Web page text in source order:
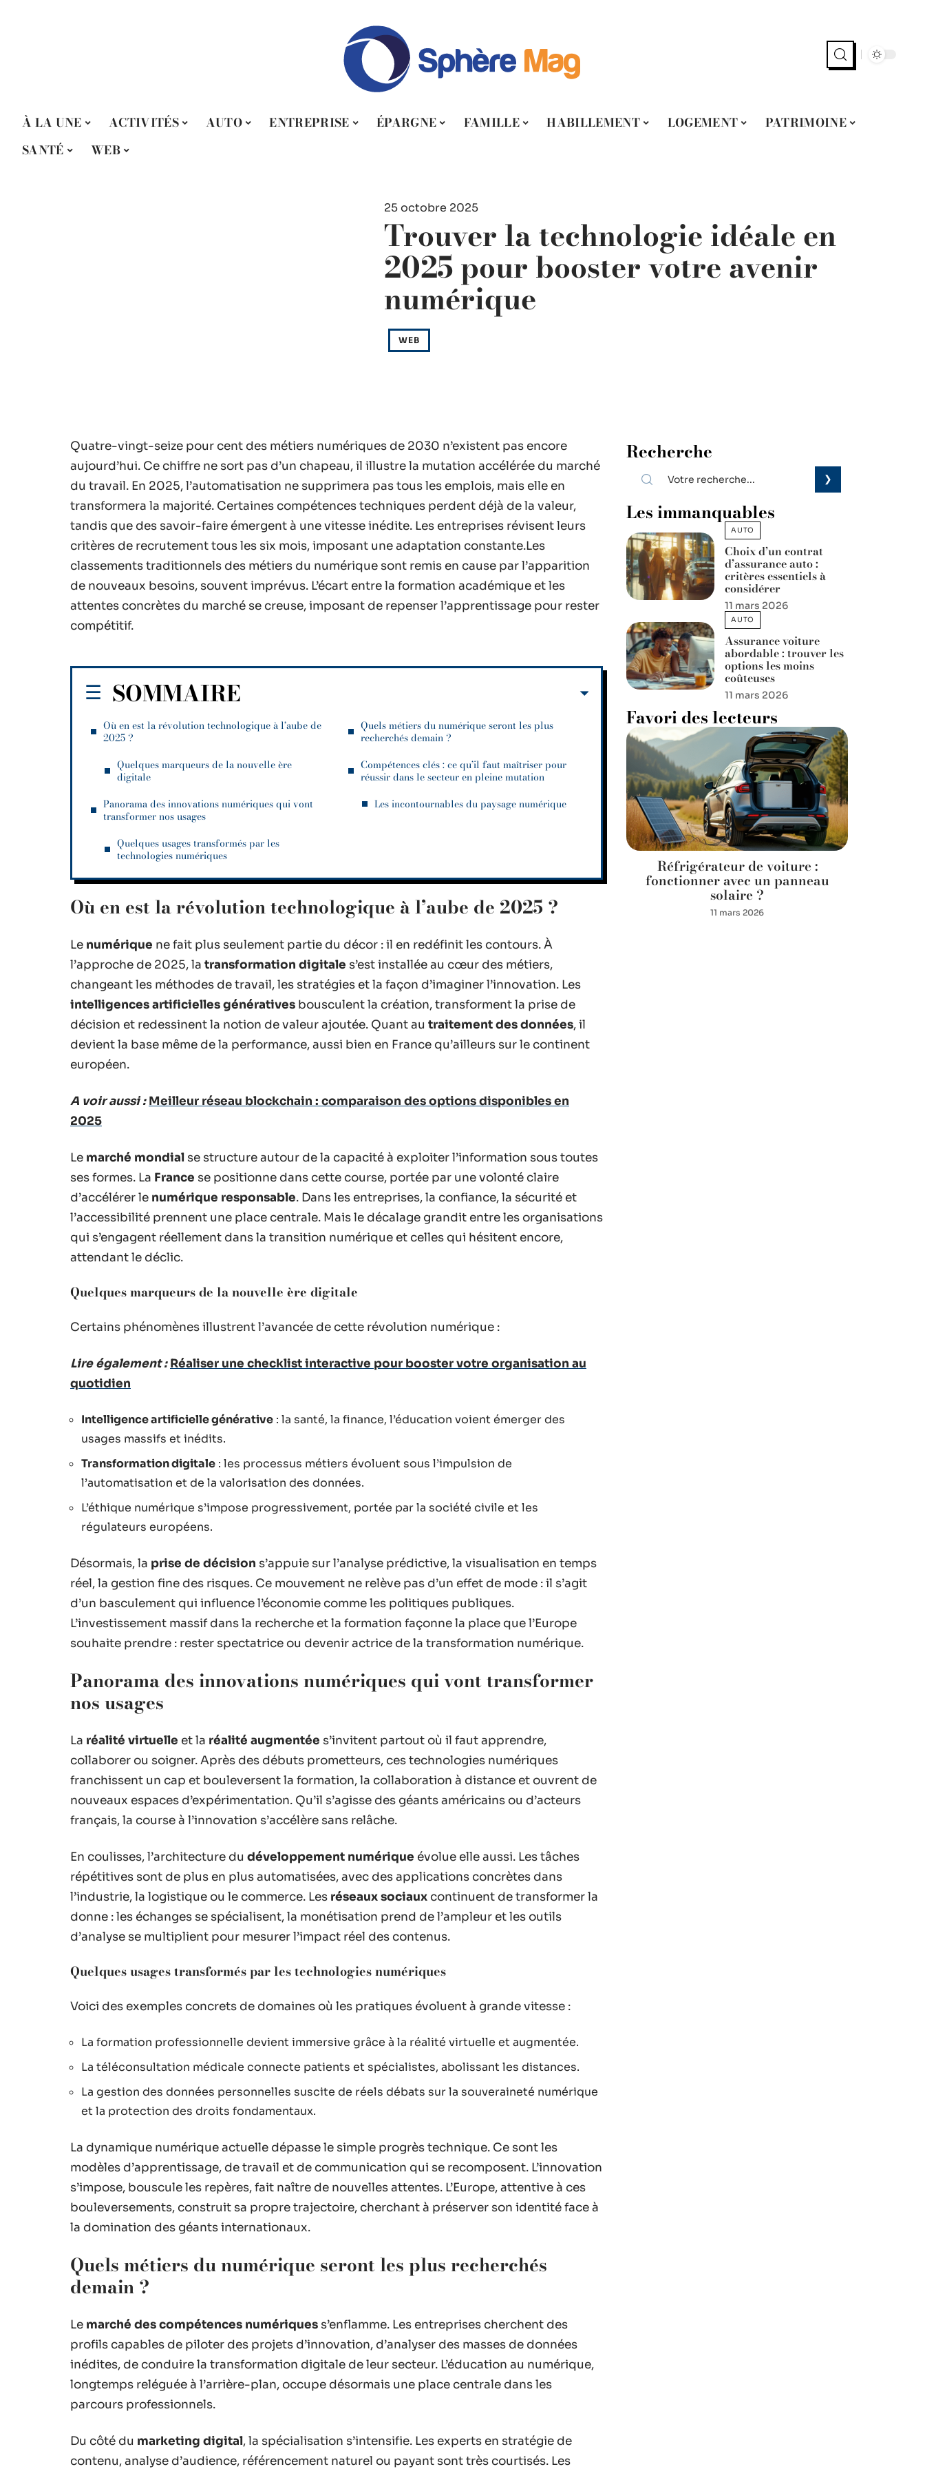
À LA UNE ACTIVITÉS AUTO ENTREPRISE ÉPARGNE FAMILLE HABILLEMENT LOGEMENT
PATRIMOINE
SANTÉ
WEB
25 octobre 2025
Trouver la technologie idéale en
2025 pour booster votre avenir
numérique
WEB
Quatre-vingt-seize pour cent des métiers numériques de 2030 n’existent pas encore
aujourd’hui. Ce chiffre ne sort pas d’un chapeau, il illustre la mutation accélérée du marché
du travail. En 2025, l’automatisation ne supprimera pas tous les emplois, mais elle en
transformera la majorité. Certaines compétences techniques perdent déjà de la valeur,
tandis que des savoir-faire émergent à une vitesse inédite. Les entreprises révisent leurs
critères de recrutement tous les six mois, imposant une adaptation constante.Les
classements traditionnels des métiers du numérique sont remis en cause par l’apparition
de nouveaux besoins, souvent imprévus. L’écart entre la formation académique et les
attentes concrètes du marché se creuse, imposant de repenser l’apprentissage pour rester
compétitif.
SOMMAIRE
Où en est la révolution technologique à l’aube de
2025 ?
Quelques marqueurs de la nouvelle ère
digitale
Panorama des innovations numériques qui vont
transformer nos usages
Quelques usages transformés par les
technologies numériques
Quels métiers du numérique seront les plus
recherchés demain ?
Compétences clés : ce qu’il faut maîtriser pour
réussir dans le secteur en pleine mutation
Les incontournables du paysage numérique
Où en est la révolution technologique à l’aube de 2025 ?
Le numérique ne fait plus seulement partie du décor : il en redéfinit les contours. À
l’approche de 2025, la transformation digitale s’est installée au cœur des métiers,
changeant les méthodes de travail, les stratégies et la façon d’imaginer l’innovation. Les
intelligences artificielles génératives bousculent la création, transforment la prise de
décision et redessinent la notion de valeur ajoutée. Quant au traitement des données, il
devient la base même de la performance, aussi bien en France qu’ailleurs sur le continent
européen.
A voir aussi : Meilleur réseau blockchain : comparaison des options disponibles en
2025
Le marché mondial se structure autour de la capacité à exploiter l’information sous toutes
ses formes. La France se positionne dans cette course, portée par une volonté claire
d’accélérer le numérique responsable. Dans les entreprises, la confiance, la sécurité et
l’accessibilité prennent une place centrale. Mais le décalage grandit entre les organisations
qui s’engagent réellement dans la transition numérique et celles qui hésitent encore,
attendant le déclic.
Quelques marqueurs de la nouvelle ère digitale
Certains phénomènes illustrent l’avancée de cette révolution numérique :
Lire également : Réaliser une checklist interactive pour booster votre organisation au
quotidien
Intelligence artificielle générative : la santé, la finance, l’éducation voient émerger des
usages massifs et inédits.
Transformation digitale : les processus métiers évoluent sous l’impulsion de
l’automatisation et de la valorisation des données.
L’éthique numérique s’impose progressivement, portée par la société civile et les
régulateurs européens.
Désormais, la prise de décision s’appuie sur l’analyse prédictive, la visualisation en temps
réel, la gestion fine des risques. Ce mouvement ne relève pas d’un effet de mode : il s’agit
d’un basculement qui influence l’économie comme les politiques publiques.
L’investissement massif dans la recherche et la formation façonne la place que l’Europe
souhaite prendre : rester spectatrice ou devenir actrice de la transformation numérique.
Panorama des innovations numériques qui vont transformer
nos usages
La réalité virtuelle et la réalité augmentée s’invitent partout où il faut apprendre,
collaborer ou soigner. Après des débuts prometteurs, ces technologies numériques
franchissent un cap et bouleversent la formation, la collaboration à distance et ouvrent de
nouveaux espaces d’expérimentation. Qu’il s’agisse des géants américains ou d’acteurs
français, la course à l’innovation s’accélère sans relâche.
En coulisses, l’architecture du développement numérique évolue elle aussi. Les tâches
répétitives sont de plus en plus automatisées, avec des applications concrètes dans
l’industrie, la logistique ou le commerce. Les réseaux sociaux continuent de transformer la
donne : les échanges se spécialisent, la monétisation prend de l’ampleur et les outils
d’analyse se multiplient pour mesurer l’impact réel des contenus.
Quelques usages transformés par les technologies numériques
Voici des exemples concrets de domaines où les pratiques évoluent à grande vitesse :
La formation professionnelle devient immersive grâce à la réalité virtuelle et augmentée.
La téléconsultation médicale connecte patients et spécialistes, abolissant les distances.
La gestion des données personnelles suscite de réels débats sur la souveraineté numérique
et la protection des droits fondamentaux.
La dynamique numérique actuelle dépasse le simple progrès technique. Ce sont les
modèles d’apprentissage, de travail et de communication qui se recomposent. L’innovation
s’impose, bouscule les repères, fait naître de nouvelles attentes. L’Europe, attentive à ces
bouleversements, construit sa propre trajectoire, cherchant à préserver son identité face à
la domination des géants internationaux.
Quels métiers du numérique seront les plus recherchés
demain ?
Le marché des compétences numériques s’enflamme. Les entreprises cherchent des
profils capables de piloter des projets d’innovation, d’analyser des masses de données
inédites, de conduire la transformation digitale de leur secteur. L’éducation au numérique,
longtemps reléguée à l’arrière-plan, occupe désormais une place centrale dans les
parcours professionnels.
Du côté du marketing digital, la spécialisation s’intensifie. Les experts en stratégie de
contenu, analyse d’audience, référencement naturel ou payant sont très courtisés. Les
Recherche
Les immanquables
AUTO
Choix d’un contrat
d’assurance auto :
critères essentiels à
considérer
11 mars 2026
AUTO
Assurance voiture
abordable : trouver les
options les moins
coûteuses
11 mars 2026
Favori des lecteurs
Réfrigérateur de voiture :
fonctionner avec un panneau
solaire ?
11 mars 2026